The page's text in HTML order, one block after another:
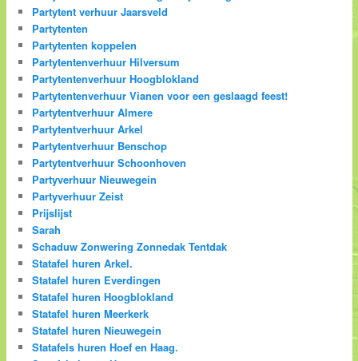
Partytent verhuur Jaarsveld
Partytenten
Partytenten koppelen
Partytentenverhuur Hilversum
Partytentenverhuur Hoogblokland
Partytentenverhuur Vianen voor een geslaagd feest!
Partytentverhuur Almere
Partytentverhuur Arkel
Partytentverhuur Benschop
Partytentverhuur Schoonhoven
Partyverhuur Nieuwegein
Partyverhuur Zeist
Prijslijst
Sarah
Schaduw Zonwering Zonnedak Tentdak
Statafel huren Arkel.
Statafel huren Everdingen
Statafel huren Hoogblokland
Statafel huren Meerkerk
Statafel huren Nieuwegein
Statafels huren Hoef en Haag.